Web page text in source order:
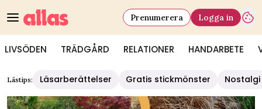
LIVSÖDEN TRÄDGÅRD RELATIONER HANDARBETE
Prenumerera Logga in
Lästips: Läsarberättelser Gratis stickmönster Nostalgi